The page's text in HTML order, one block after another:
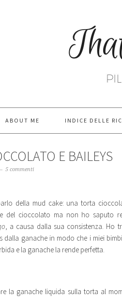
ABOUT ME INDICE DELLE
E BAILEYS
5 commenti
della mud cake: una torta
del cioccolato ma non ho saputo
, a causa dalla sua consistenza. Ho
dalla ganache in modo che i miei
e la ganache la rende perfetta.
la ganache liquida sulla torta al